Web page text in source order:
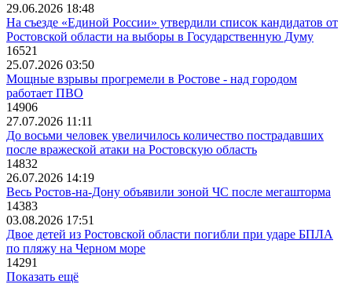
29.06.2026 18:48
На съезде «Единой России» утвердили список кандидатов от
Ростовской области на выборы в Государственную Думу
16521
25.07.2026 03:50
Мощные взрывы прогремели в Ростове - над городом
работает ПВО
14906
27.07.2026 11:11
До восьми человек увеличилось количество пострадавших
после вражеской атаки на Ростовскую область
14832
26.07.2026 14:19
Весь Ростов-на-Дону объявили зоной ЧС после мегашторма
14383
03.08.2026 17:51
Двое детей из Ростовской области погибли при ударе БПЛА
по пляжу на Черном море
14291
Показать ещё